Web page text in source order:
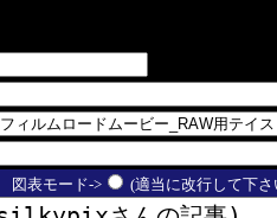
図表モード-> (適当に改行して下